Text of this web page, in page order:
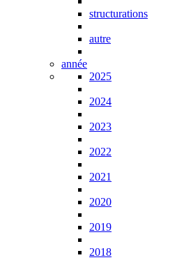
structurations
autre
année
2025
2024
2023
2022
2021
2020
2019
2018